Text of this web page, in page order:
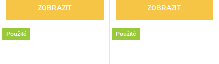
ZOBRAZIT ZOBRAZIT
Použité Použité